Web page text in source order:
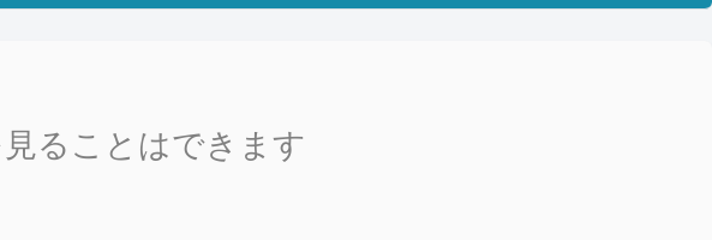
ることはできます